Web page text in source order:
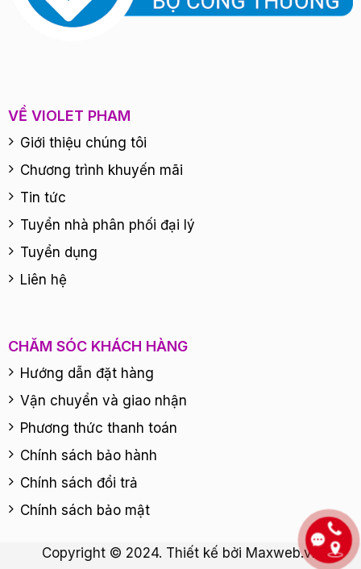
VỀ VIOLET PHAM
Giới thiệu chúng tôi
Chương trình khuyến mãi
Tin tức
Tuyển nhà phân phối đại lý
Tuyển dụng
Liên hệ
CHĂM SÓC KHÁCH HÀNG
Hướng dẫn đặt hàng
Vận chuyển và giao nhận
Phương thức thanh toán
Chính sách bảo hành
Chính sách đổi trả
Chính sách bảo mật
Copyright © 2024. Thiết kế bởi Maxweb.vn